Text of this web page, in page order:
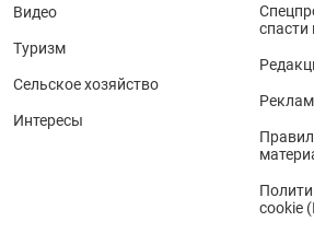
Видео
Туризм
Сельское хозяйство
Интересы
спасти
cookie